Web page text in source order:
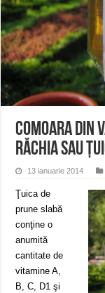
ANUNŢ OPRIRE APĂ în
ANUNȚ OPRIRE APĂ în
Comoara din
răchia sau
13 ianuarie 2014
Ţuica de
prune slabă
conţine o
anumită
cantitate de
vitamine A,
B, C, D1 şi